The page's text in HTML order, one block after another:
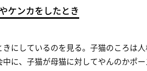
ケンカをしたとき
きにしているのを見る。子猫のころは
中に、子猫が母猫に対してやんのかポ